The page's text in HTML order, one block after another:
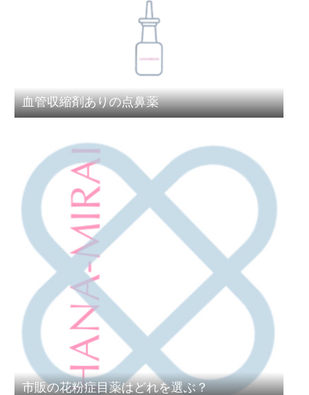
血管収縮剤ありの点鼻薬
市販の花粉症目薬はどれを選ぶ？